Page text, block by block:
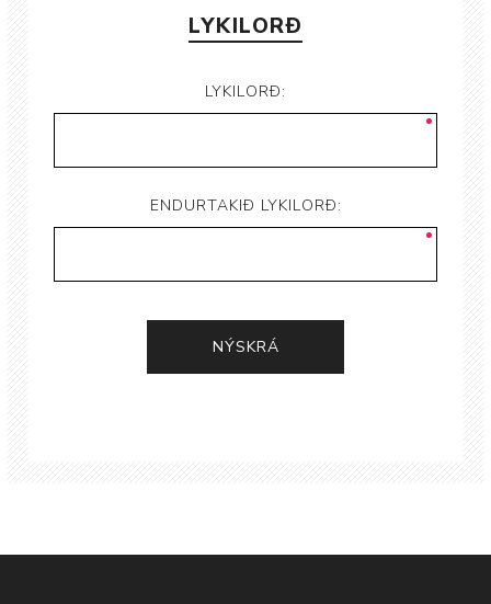
LYKILORÐ
LYKILORÐ:
ENDURTAKIÐ LYKILORÐ: